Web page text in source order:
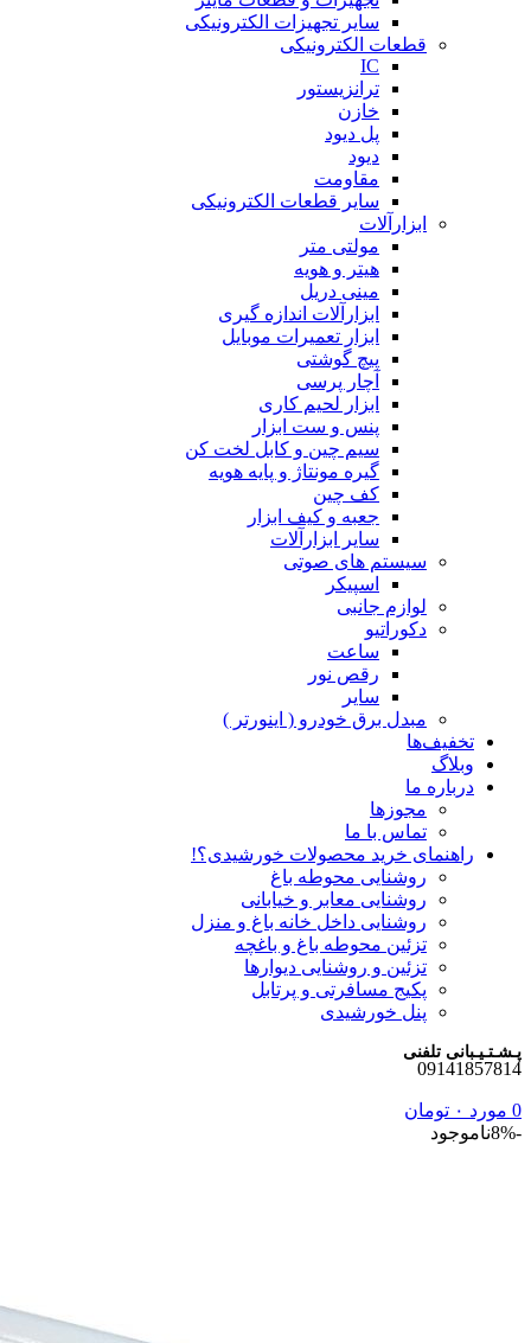
سایر تجهیزات الکترونیکی
قطعات الکترونیکی
IC
ترانزیستور
خازن
پل دیود
دیود
مقاومت
سایر قطعات الکترونیکی
ابزارآلات
مولتی متر
هیتر و هویه
مینی دریل
ابزارآلات اندازه گیری
ابزار تعمیرات موبایل
پیچ گوشتی
آچار پرسی
ابزار لحیم کاری
پنس و ست ابزار
سیم چین و کابل لخت کن
گیره مونتاژ و پایه هویه
کف چین
جعبه و کیف ابزار
سایر ابزارآلات
سیستم های صوتی
اسپیکر
لوازم جانبی
دکوراتیو
ساعت
رقص نور
سایر
مبدل برق خودرو ( اینورتر )
تخفیف‌ها
وبلاگ
درباره ما
مجوزها
تماس با ما
راهنمای خرید محصولات خورشیدی؟!
روشنایی محوطه باغ
روشنایی معابر و خیابانی
روشنایی داخل خانه باغ و منزل
تزئین محوطه باغ و باغچه
تزئین و روشنایی دیوارها
پکیج مسافرتی و پرتابل
پنل خورشیدی
پـشـتـیـبانی تلفنی
09141857814
0 مورد ۰ تومان
-8%
ناموجود